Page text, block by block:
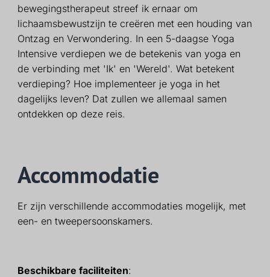
bewegingstherapeut streef ik ernaar om
lichaamsbewustzijn te creëren met een houding van
Ontzag en Verwondering. In een 5-daagse Yoga
Intensive verdiepen we de betekenis van yoga en
de verbinding met 'Ik' en 'Wereld'. Wat betekent
verdieping? Hoe implementeer je yoga in het
dagelijks leven? Dat zullen we allemaal samen
ontdekken op deze reis.
Accommodatie
Er zijn verschillende accommodaties mogelijk, met
een- en tweepersoonskamers.
Beschikbare faciliteiten: